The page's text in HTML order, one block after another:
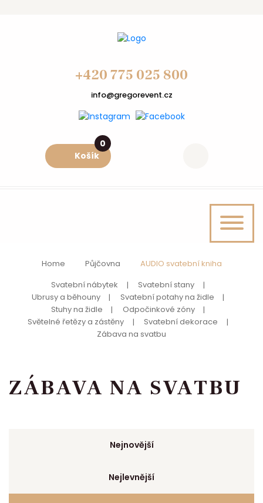
+420 775 025 800
info@gregorevent.cz
Košík
0
Home Půjčovna
AUDIO svatební kniha
Svatební nábytek
Svatební stany
Ubrusy a běhouny
Svatební potahy na židle
Stuhy na židle
Odpočinkové zóny
Světelné řetězy a zástěny
Svatební dekorace
Zábava na svatbu
ZÁBAVA NA SVATBU
Nejnovější
Nejlevnější